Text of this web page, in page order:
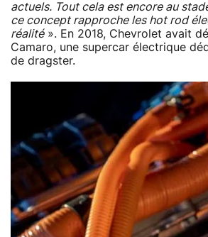
actuels. Tout cela est encore au
ce concept rapproche les hot rod
réalité». En 2018, Chevrolet avait
Camaro, une supercar électrique
de dragster.